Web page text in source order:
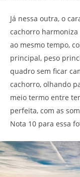
Já nessa outra, o
cachorro harmoniza
ao mesmo tempo,
principal, peso
quadro sem ficar
cachorro, olhando
meio termo entre
perfeita, com as
Nota 10 para essa